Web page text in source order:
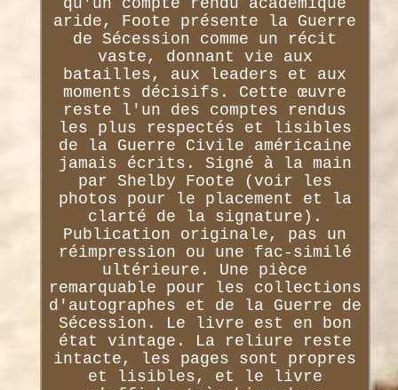
aride, Foote présente la Guerre
de Sécession comme un récit
vaste, donnant vie aux
batailles, aux leaders et aux
moments décisifs. Cette œuvre
reste l'un des comptes rendus
les plus respectés et lisibles
de la Guerre Civile américaine
jamais écrits. Signé à la main
par Shelby Foote (voir les
photos pour le placement et la
clarté de la signature).
Publication originale, pas un
réimpression ou une fac-similé
ultérieure. Une pièce
remarquable pour les collections
d'autographes et de la Guerre de
Sécession. Le livre est en bon
état vintage. La reliure reste
intacte, les pages sont propres
et lisibles, et le livre